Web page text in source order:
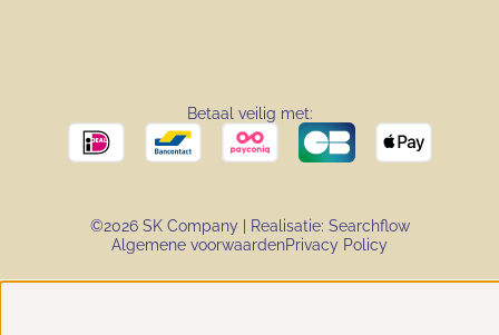
Betaal veilig met:
©2026 SK Company | Realisatie: Searchflow
Algemene voorwaardenPrivacy Policy